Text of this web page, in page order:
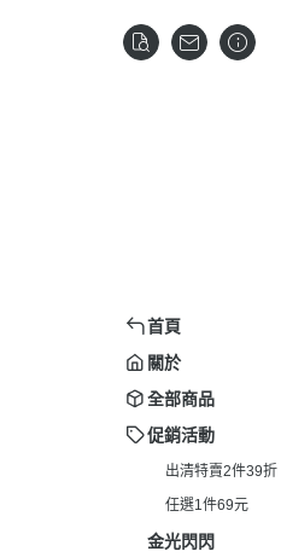
首頁
關於
全部商品
促銷活動
出清特賣2件39折
任選1件69元
金光閃閃